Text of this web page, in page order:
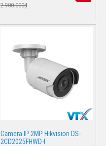
2.900.000₫
Camera IP 2MP Hikvision DS-
2CD2025FHWD-I